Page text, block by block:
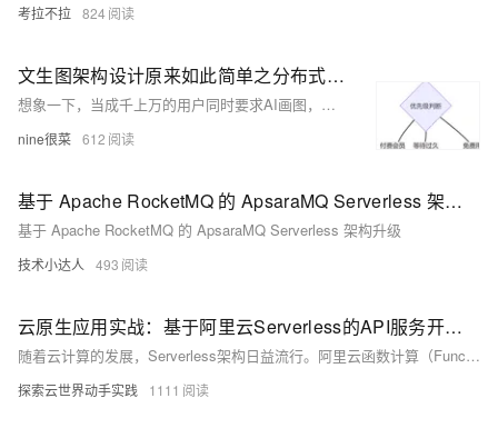
考拉不拉 824
文生图架构设计原来如此简单之分布式服务
想象一下，当成千上万的用户同时要求AI画图，如何公平高效地处理这些请求？文生图/图生图大模型的架构设计看似复杂，实则遵循简单而有效的原则：合理排队、分工明确、防患未然。
nine很菜 612
基于 Apache RocketMQ 的 ApsaraMQ Serverless 架构升级
基于 Apache RocketMQ 的 ApsaraMQ Serverless 架构升级
技术小达人 493
云原生应用实战：基于阿里云Serverless的API服务开发与部署
随着云计算的发展，Serverless架构日益流行。阿里云函数计算（Function Compute）作为Serverless服务，让开发者无需管理服务器即可运行代码，按需付费，简化开发运维流程。本文从零开始，介绍如何使用阿里云函数计算开发简单的API服务，并探讨其核心优势与最佳实践。通过Python示例，演示创建、部署及优化API的过程，涵盖环境准备、代码实现、性能优化和安全管理等内容，帮助读者快速上手Serverless开发。
探索云世界动手实践 1111